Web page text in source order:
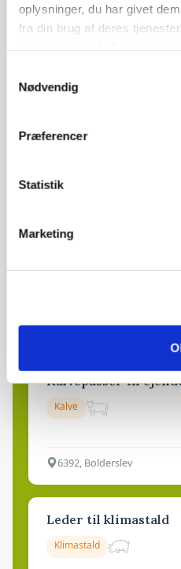
oplysninger, du har givet
fra din brug af deres
Nødvendig
Præferencer
Statistik
Marketing
Anlæg Kloak
4700, Næstved
Medarbejdere til
Grise
9681, Ranum
Kalvepasser til
Kalve
6392, Bolderslev
Leder til klimastald
Klimastald